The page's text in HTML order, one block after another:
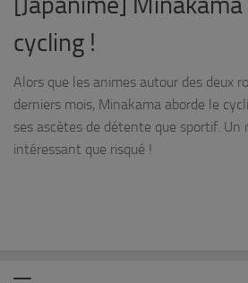
cycling !
Alors que les animes autour des deux
derniers mois, Minakama aborde le
ses ascètes de détente que sportif. Un
intéressant que risqué !